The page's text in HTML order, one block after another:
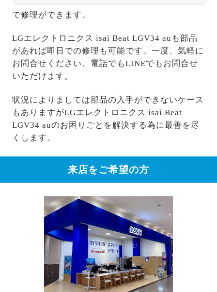
で修理ができます。
LGエレクトロニクス isai Beat LGV34 auも部品
があれば即日での修理も可能です。一度、気軽に
お問合せください。電話でもLINEでもお問合せ
いただけます。
状況によりましては部品の入手ができないケース
もありますがLGエレクトロニクス isai Beat
LGV34 auのお困りごとを解決する為に最善を尽
くします。
来店をご希望の方